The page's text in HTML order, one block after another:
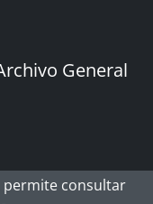
General
permite consultar